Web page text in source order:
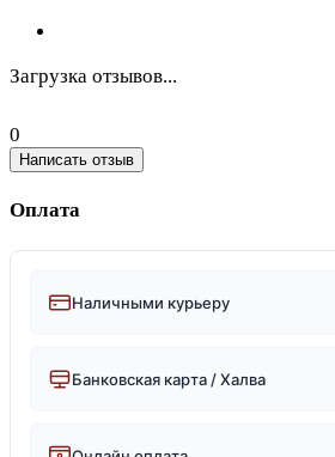
Загрузка отзывов...
0
Написать отзыв
Оплата
Наличными курьеру
Банковская карта / Халва